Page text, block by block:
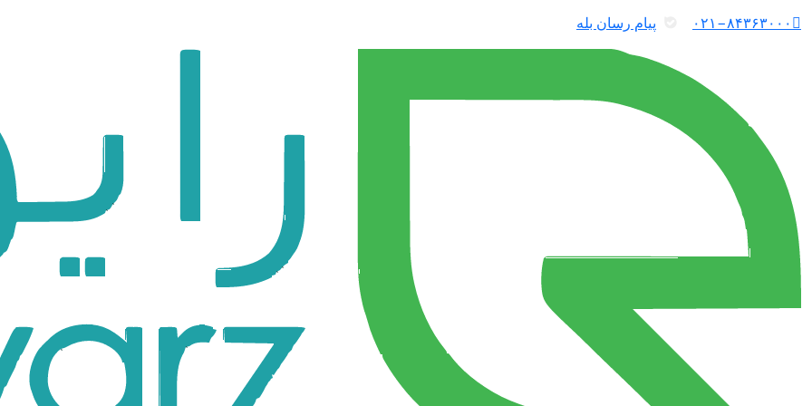
۰۲۱−۸۴۳۶۳۰۰۰ پیام رسان بله